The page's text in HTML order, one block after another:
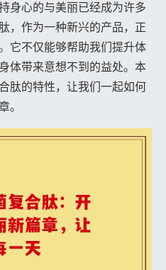
身心的与美丽已经成为许多
，作为一种新兴的产品，正
它不仅能够帮助我们提升体
体带来意想不到的益处。本
肽的特性，让我们一起如何
。